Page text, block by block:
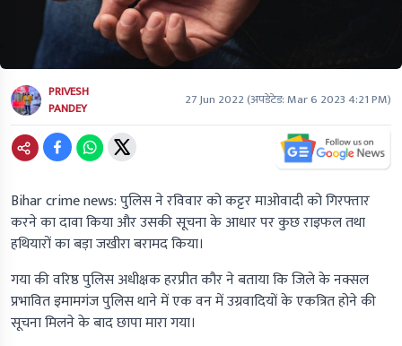
PRIVESH
PANDEY
27 Jun 2022(अपडेटेड:Mar 6 2023 4:21 PM)
Bihar crime news: पुलिस ने रविवार को कट्टर माओवादी को गिरफ्तार
करने का दावा किया और उसकी सूचना के आधार पर कुछ राइफल तथा
हथियारों का बड़ा जखीरा बरामद किया।
गया की वरिष्ठ पुलिस अधीक्षक हरप्रीत कौर ने बताया कि जिले के नक्सल
प्रभावित इमामगंज पुलिस थाने में एक वन में उग्रवादियों के एकत्रित होने की
सूचना मिलने के बाद छापा मारा गया।